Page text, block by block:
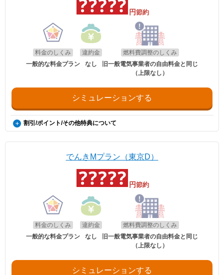
円節約
料金のしくみ
一般的な料金プラン
違約金
なし
燃料費調整のしくみ
旧一般電気事業者の自由料金と同じ
（上限なし）
シミュレーションする
割引/ポイント/その他特典について
Pontaポイントが付与されます。
法人契約は対象外です。
対象金額は、auでんきご利用料金のうち、基本料金（または最低料金）
および電力量料金の合計金額（税抜）となります。燃料費調整額、再生
可能エネルギー発電促進賦課金は除きます。
ポイント還元は請求月の月末までに行います。お客さまのご契約状況、
ご利用状況によっては、請求月の翌月以降に還元される場合がありま
ポイントはauでんきご利用料金には充当できません。
Pontaポイントの有効期限は、最後にポイント還元、またはポイント利
用がされた日から1年間延長されます。
ただし、「auでんき」による還元のみでは保有ポイントの有効期限は延
でんきMプラン（東京D）
円節約
料金のしくみ
一般的な料金プラン
違約金
なし
燃料費調整のしくみ
旧一般電気事業者の自由料金と同じ
（上限なし）
シミュレーションする